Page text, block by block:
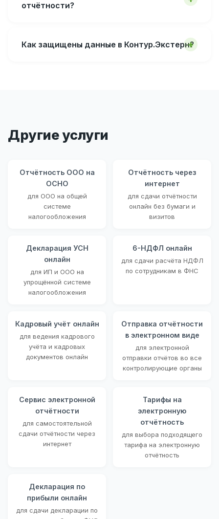
отчётности?
Как защищены данные в Контур.Экстерн?
Другие услуги
Отчётность ООО на
ОСНО
для ООО на общей
системе
налогообложения
Отчётность через
интернет
для сдачи отчётности
онлайн без бумаги и
визитов
Декларация УСН
онлайн
для ИП и ООО на
упрощённой системе
налогообложения
6-НДФЛ онлайн
для сдачи расчёта НДФЛ
по сотрудникам в ФНС
Кадровый учёт онлайн
для ведения кадрового
учёта и кадровых
документов онлайн
Отправка отчётности
в электронном виде
для электронной
отправки отчётов во все
контролирующие органы
Сервис электронной
отчётности
для самостоятельной
сдачи отчётности через
интернет
Тарифы на
электронную
отчётность
для выбора подходящего
тарифа на электронную
отчётность
Декларация по
прибыли онлайн
для сдачи декларации по